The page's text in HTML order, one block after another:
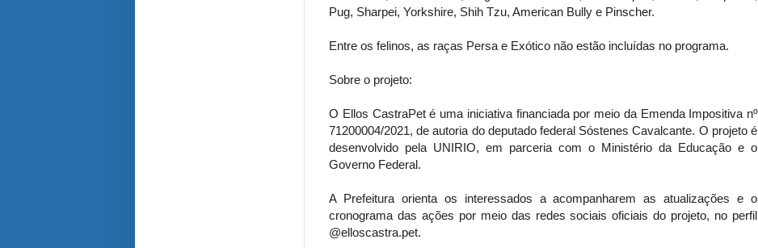
Pug, Sharpei, Yorkshire, Shih Tzu, American Bully e Pinscher.
Entre os felinos, as raças Persa e Exótico não estão incluídas no programa.
Sobre o projeto:
O Ellos CastraPet é uma iniciativa financiada por meio da Emenda Impositiva nº
71200004/2021, de autoria do deputado federal Sóstenes Cavalcante. O projeto é
desenvolvido pela UNIRIO, em parceria com o Ministério da Educação e o
Governo Federal.
A Prefeitura orienta os interessados a acompanharem as atualizações e o
cronograma das ações por meio das redes sociais oficiais do projeto, no perfil
@elloscastra.pet.